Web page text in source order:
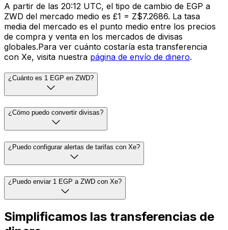
A partir de las 20:12 UTC, el tipo de cambio de EGP a
ZWD del mercado medio es £1 = Z$7.2686. La tasa
media del mercado es el punto medio entre los precios
de compra y venta en los mercados de divisas
globales.Para ver cuánto costaría esta transferencia
con Xe, visita nuestra página de envío de dinero.
¿Cuánto es 1 EGP en ZWD?
¿Cómo puedo convertir divisas?
¿Puedo configurar alertas de tarifas con Xe?
¿Puedo enviar 1 EGP a ZWD con Xe?
Simplificamos las transferencias de